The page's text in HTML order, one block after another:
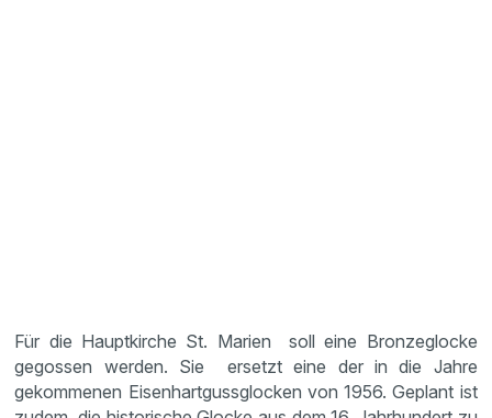
Für die Hauptkirche St. Marien soll eine Bronzeglocke
gegossen werden. Sie ersetzt eine der in die Jahre
gekommenen Eisenhartgussglocken von 1956. Geplant ist